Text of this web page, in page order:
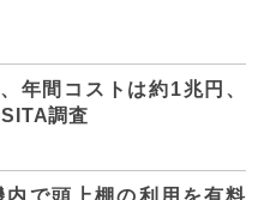
年間コストは約1兆円、
調査
で頭上棚の利用を有料